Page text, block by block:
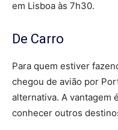
em Lisboa às 7h30.
De Carro
Para quem estiver
chegou de avião por
alternativa. A vantagem
conhecer outros